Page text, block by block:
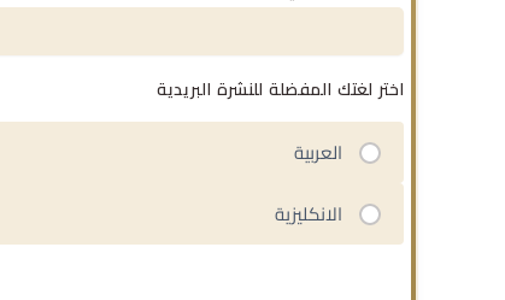
اختر لغتك المفضلة للنشرة البريدية
العربية
الانكليزية